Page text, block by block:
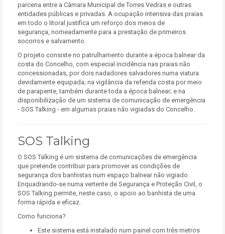
parceria entre a Câmara Municipal de Torres Vedras e outras
entidades públicas e privadas. A ocupação intensiva das praias
em todo o litoral justifica um reforço dos meios de
segurança, nomeadamente para a prestação de primeiros
socorros e salvamento.
O projeto consiste no patrulhamento durante a época balnear da
costa do Concelho, com especial incidência nas praias não
concessionadas, por dois nadadores salvadores numa viatura
devidamente equipada; na vigilância da referida costa por meio
de parapente, também durante toda a época balnear; e na
disponibilização de um sistema de comunicação de emergência
- SOS Talking - em algumas praias não vigiadas do Concelho.
SOS Talking
O SOS Talking é um sistema de comunicações de emergência
que pretende contribuir para promover as condições de
segurança dos banhistas num espaço balnear não vigiado.
Enquadrando-se numa vertente de Segurança e Proteção Civil, o
SOS Talking permite, neste caso, o apoio ao banhista de uma
forma rápida e eficaz.
Como funciona?
Este sistema está instalado num painel com três metros